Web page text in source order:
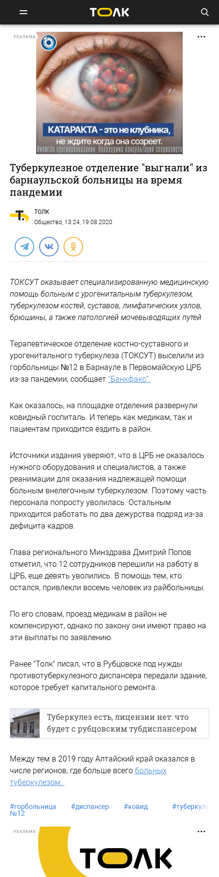
РЕКЛАМА
Туберкулезное отделение "выгнали" из
барнаульской больницы на время
пандемии
ТОЛК
Общество, 13:24, 19.08.2020
ТОКСУТ оказывает специализированную медицинскую
помощь больным с урогенитальным туберкулезом,
туберкулезом костей, суставов, лимфатических узлов,
брюшины, а также патологией мочевыводящих путей
Терапевтическое отделение костно-суставного и
урогенитального туберкулеза (ТОКСУТ) выселили из
горбольницы №12 в Барнауле в Первомайскую ЦРБ
из-за пандемии, сообщает "Банкфакс".
Как оказалось, на площадке отделения развернули
ковидный госпиталь. И теперь как медикам, так и
пациентам приходится ездить в район.
Источники издания уверяют, что в ЦРБ не оказалось
нужного оборудования и специалистов, а также
реанимации для оказания надлежащей помощи
больным внелегочным туберкулезом. Поэтому часть
персонала попросту уволилась. Остальным
приходится работать по два дежурства подряд из-за
дефицита кадров.
Глава регионального Минздрава Дмитрий Попов
отметил, что 12 сотрудников перешили на работу в
ЦРБ, еще девять уволились. В помощь тем, кто
остался, привлекли восемь человек из райбольницы.
По его словам, проезд медикам в район не
компенсируют, однако по закону они имеют право на
эти выплаты по заявлению.
Ранее "Толк" писал, что в Рубцовске под нужды
противотуберкулезного диспансера передали здание,
которое требует капитального ремонта.
Туберкулез есть, лицензии нет: что
будет с рубцовским тубдиспансером
Между тем в 2019 году Алтайский край оказался в
числе регионов, где больше всего больных
туберкулезом.
#горбольница
№12
#диспансер #ковид #туберкулез
РЕКЛАМА